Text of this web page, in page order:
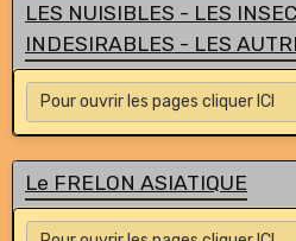
LES NUISIBLES - LES
INDESIRABLES - LES
Le FRELON ASIATIQUE